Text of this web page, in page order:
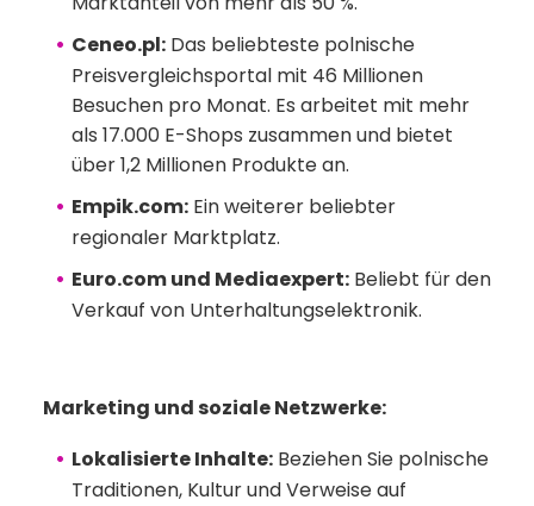
Ceneo.pl:Das beliebteste polnische
Preisvergleichsportal mit 46 Millionen
Besuchen pro Monat. Es arbeitet mit mehr
als 17.000 E-Shops zusammen und bietet
über 1,2 Millionen Produkte an.
Empik.com:Ein weiterer beliebter
regionaler Marktplatz.
Euro.com und Mediaexpert:Beliebt für den
Verkauf von Unterhaltungselektronik.
Marketing und soziale Netzwerke:
Lokalisierte Inhalte:Beziehen Sie polnische
Traditionen, Kultur und Verweise auf